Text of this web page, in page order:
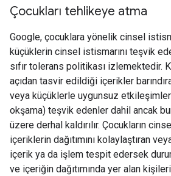
Çocukları tehlikeye atma
Google, çocuklara yönelik cinsel
küçüklerin cinsel istismarını teşvik
sıfır tolerans politikası izlemektedir.
açıdan tasvir edildiği içerikler
veya küçüklerle uygunsuz
okşama) teşvik edenler dahil ancak
üzere derhal kaldırılır. Çocukların
içeriklerin dağıtımını kolaylaştıran
içerik ya da işlem tespit edersek
ve içeriğin dağıtımında yer alan